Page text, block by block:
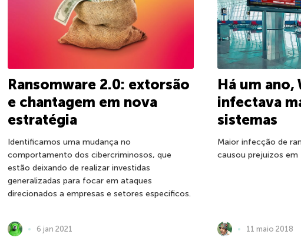
Ransomware 2.0: extorsão
e chantagem em nova
estratégia
Identificamos uma mudança no
comportamento dos cibercriminosos, que
estão deixando de realizar investidas
generalizadas para focar em ataques
direcionados a empresas e setores específicos.
6 jan 2021
Há um ano,
infectava
sistemas
Maior infecção de
causou prejuízos em
11 maio 2018